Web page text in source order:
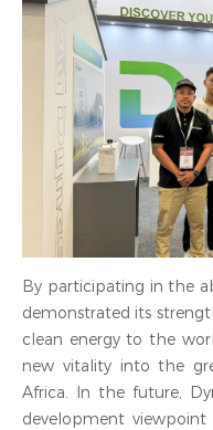
By participating in the
demonstrated its
clean energy to the
new vitality into the
Africa. In the future,
development